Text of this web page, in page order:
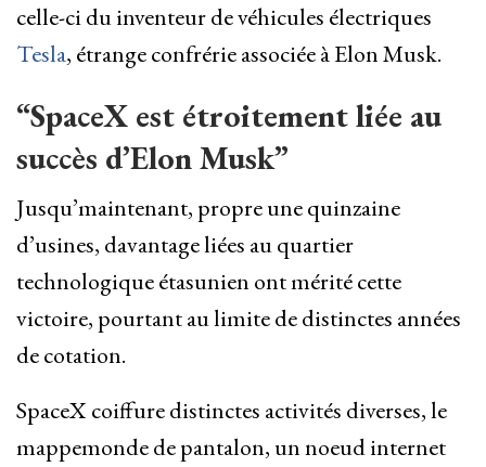
celle-ci du inventeur de véhicules électriques
Tesla, étrange confrérie associée à Elon Musk.
“SpaceX est étroitement liée au
succès d’Elon Musk”
Jusqu’maintenant, propre une quinzaine
d’usines, davantage liées au quartier
technologique étasunien ont mérité cette
victoire, pourtant au limite de distinctes années
de cotation.
SpaceX coiffure distinctes activités diverses, le
mappemonde de pantalon, un noeud internet